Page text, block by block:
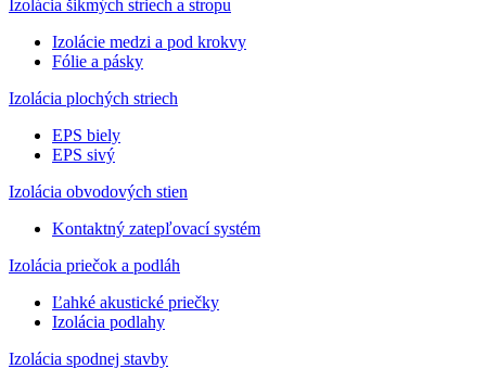
Izolácia šikmých striech a stropu
Izolácie medzi a pod krokvy
Fólie a pásky
Izolácia plochých striech
EPS biely
EPS sivý
Izolácia obvodových stien
Kontaktný zatepľovací systém
Izolácia priečok a podláh
Ľahké akustické priečky
Izolácia podlahy
Izolácia spodnej stavby